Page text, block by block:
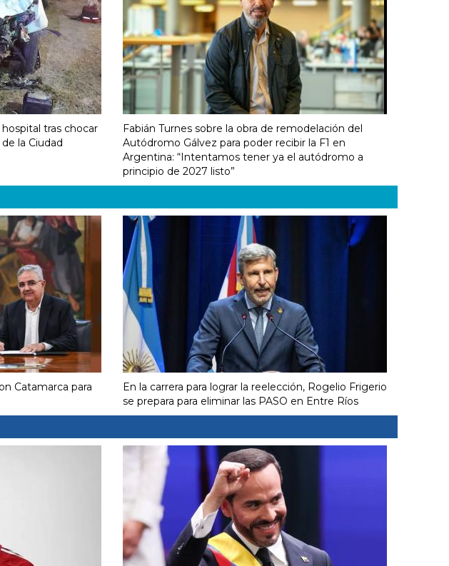
tras chocar
la Ciudad
Fabián Turnes sobre la obra de remodelación del
Autódromo Gálvez para poder recibir la F1 en
Argentina: “Intentamos tener ya el autódromo a
principio de 2027 listo”
Catamarca para
En la carrera para lograr la reelección, Rogelio Frigerio
se prepara para eliminar las PASO en Entre Ríos